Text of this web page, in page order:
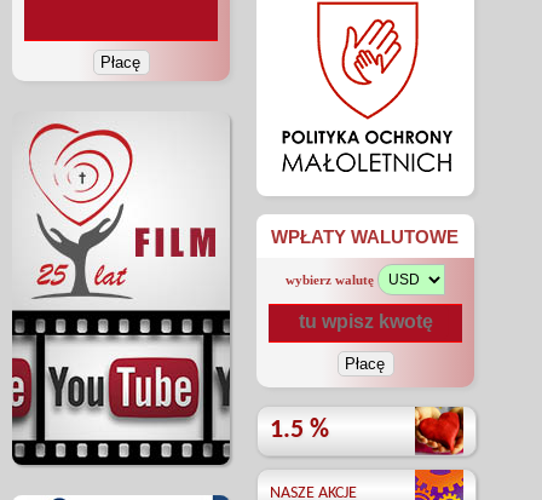
WPŁATY WALUTOWE
wybierz walutę
1.5 %
NASZE AKCJE